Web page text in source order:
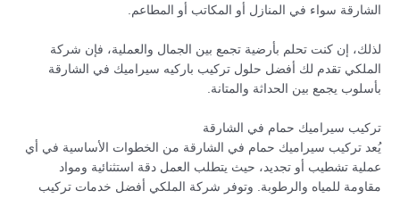
الشارقة سواء في المنازل أو المكاتب أو المطاعم.
لذلك، إن كنت تحلم بأرضية تجمع بين الجمال والعملية، فإن شركة
الملكي تقدم لك أفضل حلول تركيب باركيه سيراميك في الشارقة
بأسلوب يجمع بين الحداثة والمتانة.
تركيب سيراميك حمام في الشارقة
يُعد تركيب سيراميك حمام في الشارقة من الخطوات الأساسية في أي
عملية تشطيب أو تجديد، حيث يتطلب العمل دقة استثنائية ومواد
مقاومة للمياه والرطوبة. وتوفر شركة الملكي أفضل خدمات تركيب